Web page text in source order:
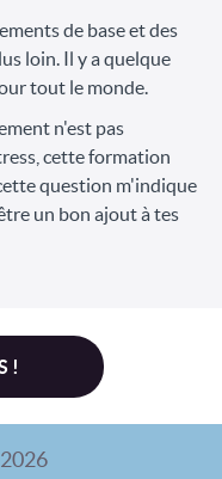
de base et des
loin. Il y a quelque
tout le monde.
n'est pas
cette formation
question m'indique
un bon ajout à tes
!